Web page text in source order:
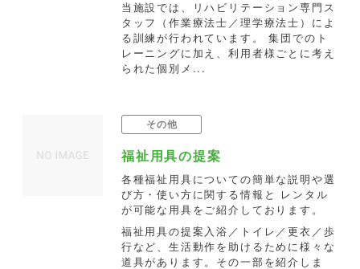
当施設では、リハビリテーション専門ス
タッフ（作業療法士／理学療法士）によ
る訓練が行われています。 集団でのト
レーニングに加え、利用者様ごとに考え
られた個別メ...
その他
福祉用具の提案
各種福祉用具についての簡単な説明や選
び方・使い方に関する情報と レンタル
が可能な用具をご紹介しております。
福祉用具の提案入浴／トイレ／更衣／歩
行など、生活動作を助けるために様々な
道具があります。その一部を紹介しま